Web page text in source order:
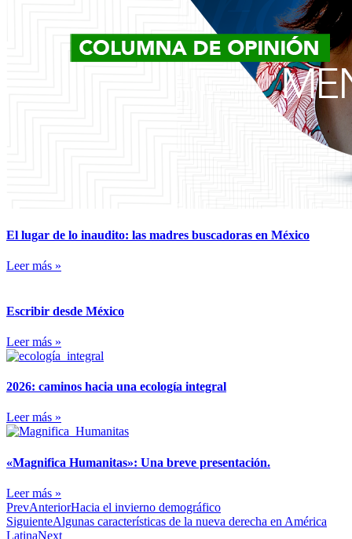
El lugar de lo inaudito: las madres buscadoras en México
Leer más »
Escribir desde México
Leer más »
2026: caminos hacia una ecología integral
Leer más »
«Magnifica Humanitas»: Una breve presentación.
Leer más »
PrevAnteriorHacia el invierno demográfico
SiguienteAlgunas características de la nueva derecha en América
LatinaNext